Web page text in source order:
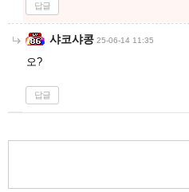
답글
샤코샤콩 25-06-14 11:35
오?
답글